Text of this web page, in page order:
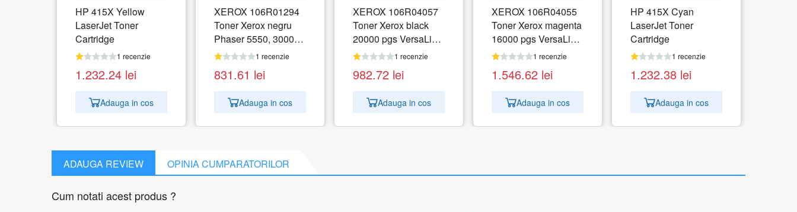
HP 415X Yellow
LaserJet Toner
Cartridge
1 recenzie
1.232.24 lei
Adauga in cos
XEROX 106R01294
Toner Xerox negru
Phaser 5550, 30000
pagini
1 recenzie
831.61 lei
Adauga in cos
XEROX 106R04057
Toner Xerox black
20000 pgs VersaLink
C8000
1 recenzie
982.72 lei
Adauga in cos
XEROX 106R04055
Toner Xerox magenta
16000 pgs VersaLink
C8000
1 recenzie
1.546.62 lei
Adauga in cos
HP 415X Cyan
LaserJet Toner
Cartridge
1 recenzie
1.232.38 lei
Adauga in cos
ADAUGA REVIEW OPINIA CUMPARATORILOR
Cum notati acest produs ?